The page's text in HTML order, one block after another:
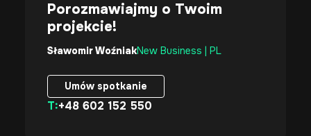
Porozmawiajmy o Twoim
projekcie!
Sławomir WoźniakNew Business | PL
Umów spotkanie
Umów spotkanie
T:+48 602 152 550